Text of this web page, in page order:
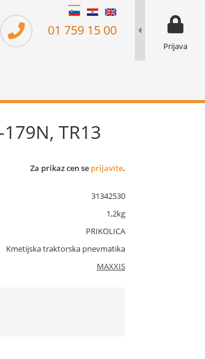
01 759 15 00
prikaz za
Prijava
TR13
Za prikaz cen se prijavite.
31342530
1,2kg
PRIKOLICA
Kmetijska traktorska pnevmatika
MAXXIS